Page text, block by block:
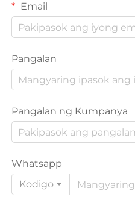
Email
Pangalan
Pangalan ng Kumpanya
Whatsapp
Kodigo